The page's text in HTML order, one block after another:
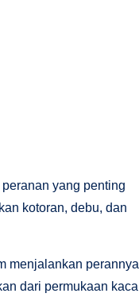
yang penting
kotoran, debu, dan
menjalankan perannya
dari permukaan kaca